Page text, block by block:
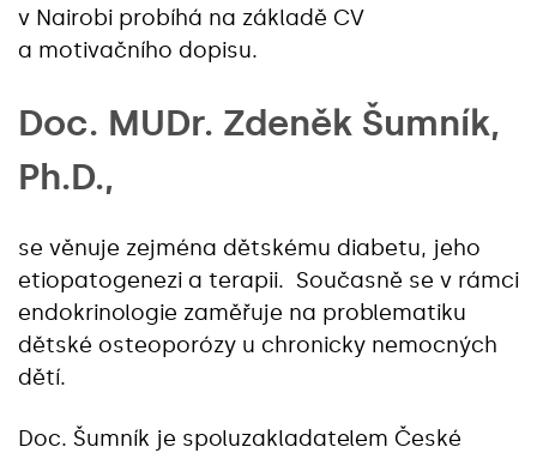
v Nairobi probíhá na základě CV
a motivačního dopisu.
Doc. MUDr. Zdeněk Šumník,
Ph.D.,
se věnuje zejména dětskému diabetu, jeho
etiopatogenezi a terapii. Současně se v rámci
endokrinologie zaměřuje na problematiku
dětské osteoporózy u chronicky nemocných
dětí.
Doc. Šumník je spoluzakladatelem České